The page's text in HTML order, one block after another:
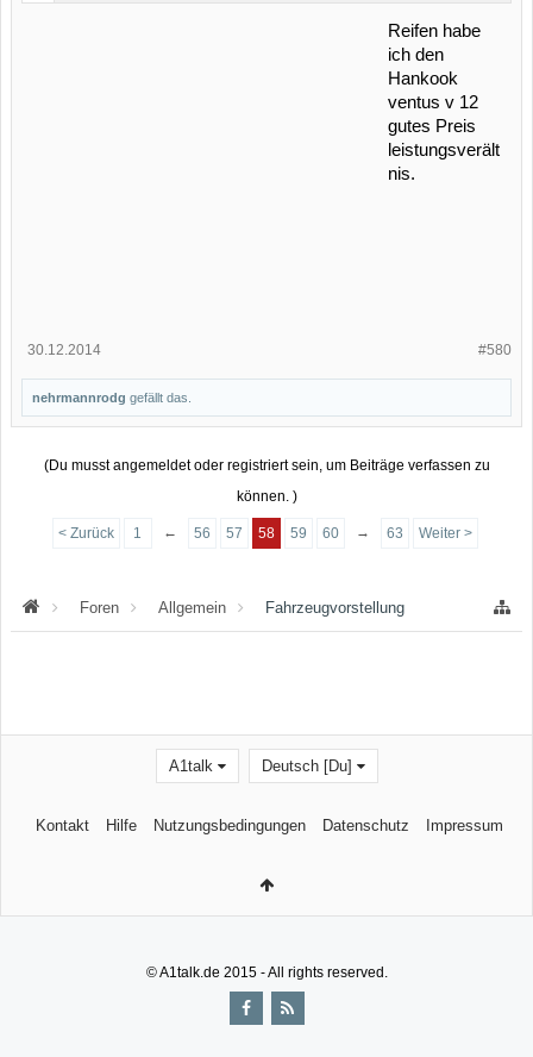
Reifen habe
ich den
Hankook
ventus v 12
gutes Preis
leistungsverält
nis.
#580
30.12.2014
nehrmannrodg gefällt das.
(Du musst angemeldet oder registriert sein, um Beiträge verfassen zu
können. )
< Zurück 1 ← 56 57 58 59 60 → 63 Weiter >
Foren Allgemein Fahrzeugvorstellung
A1talk Deutsch [Du]
Kontakt Hilfe Nutzungsbedingungen Datenschutz Impressum
© A1talk.de 2015 - All rights reserved.